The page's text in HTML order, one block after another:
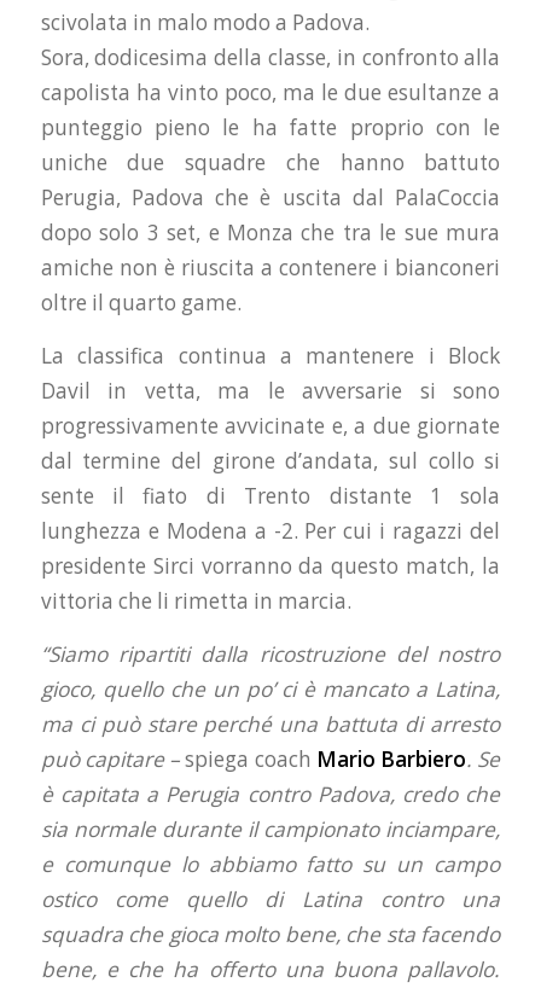
scivolata in malo modo a Padova.
Sora, dodicesima della classe, in confronto alla
capolista ha vinto poco, ma le due esultanze a
punteggio pieno le ha fatte proprio con le
uniche due squadre che hanno battuto
Perugia, Padova che è uscita dal PalaCoccia
dopo solo 3 set, e Monza che tra le sue mura
amiche non è riuscita a contenere i bianconeri
oltre il quarto game.
La classifica continua a mantenere i Block
Davil in vetta, ma le avversarie si sono
progressivamente avvicinate e, a due giornate
dal termine del girone d’andata, sul collo si
sente il fiato di Trento distante 1 sola
lunghezza e Modena a -2. Per cui i ragazzi del
presidente Sirci vorranno da questo match, la
vittoria che li rimetta in marcia.
“Siamo ripartiti dalla ricostruzione del nostro
gioco, quello che un po’ ci è mancato a Latina,
ma ci può stare perché una battuta di arresto
può capitare –spiega coach Mario Barbiero. Se
è capitata a Perugia contro Padova, credo che
sia normale durante il campionato inciampare,
e comunque lo abbiamo fatto su un campo
ostico come quello di Latina contro una
squadra che gioca molto bene, che sta facendo
bene, e che ha offerto una buona pallavolo.